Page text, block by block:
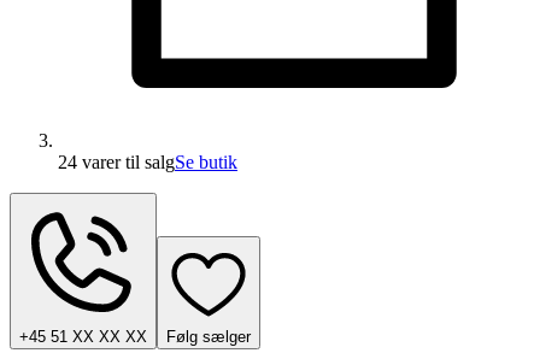
24 varertil salgSe butik
+45 51 XX XX XX Følg sælger